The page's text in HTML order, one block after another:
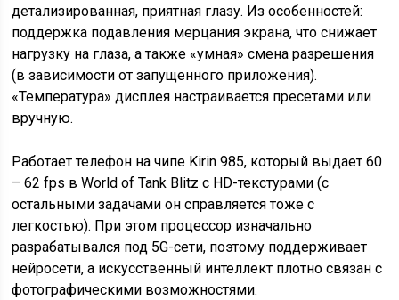
детализированная, приятная глазу. Из особенностей:
поддержка подавления мерцания экрана, что снижает
нагрузку на глаза, а также «умная» смена разрешения
(в зависимости от запущенного приложения).
«Температура» дисплея настраивается пресетами или
вручную.
Работает телефон на чипе Kirin 985, который выдает 60
– 62 fps в World of Tank Blitz с HD-текстурами (с
остальными задачами он справляется тоже с
легкостью). При этом процессор изначально
разрабатывался под 5G-сети, поэтому поддерживает
нейросети, а искусственный интеллект плотно связан с
фотографическими возможностями.